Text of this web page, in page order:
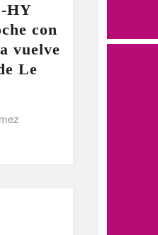
HY
con
vuelve
Le